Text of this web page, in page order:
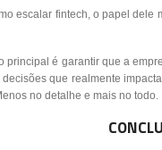
escalar fintech, o papel dele
principal é garantir que a
que realmente
no detalhe e mais no todo.